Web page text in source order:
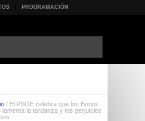
PROGRAMACIÓN
/ El PSOE celebra que los Bonos
la tardanza y los perjuicios